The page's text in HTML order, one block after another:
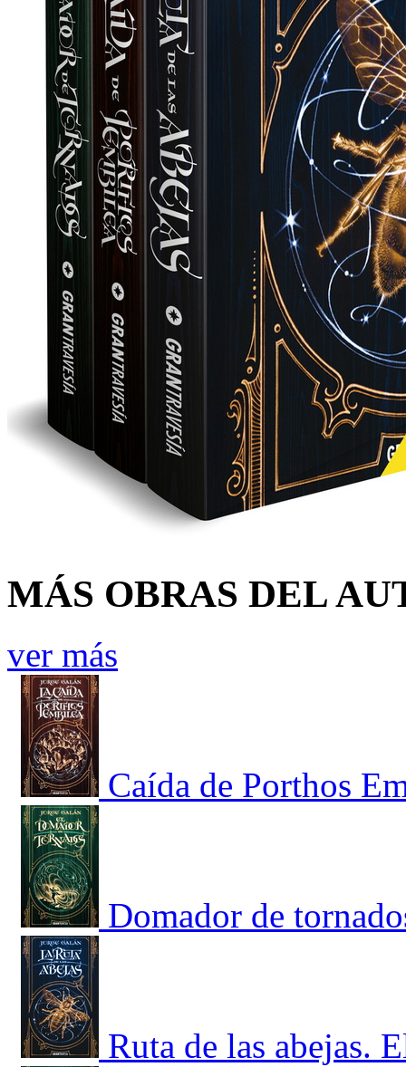
MÁS OBRAS DEL
ver más
Caída de Porthos
Domador de
Ruta de las abejas.